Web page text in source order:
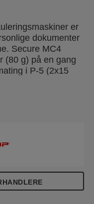
er
dokumenter
Secure MC4
(80 g) på en gang
i P-5 (2x15
av den lille og
en ideell
bruk med